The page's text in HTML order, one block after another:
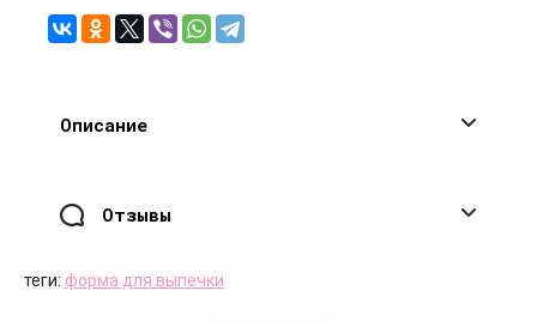
Описание
Отзывы
теги: форма для выпечки